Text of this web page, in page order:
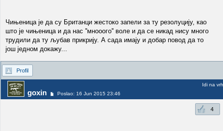
Чињеница је да су Британци жестоко запели за ту резолуцију, као
што је чињеница и да нас ''мнооого'' воле и да се никад нису много
трудили да ту љубав прикрију. А сада имају и добар повод да то
још једном докажу...
Profil
goxin Poslao: 16 Jun 2015 23:46
Idi na vrh
4